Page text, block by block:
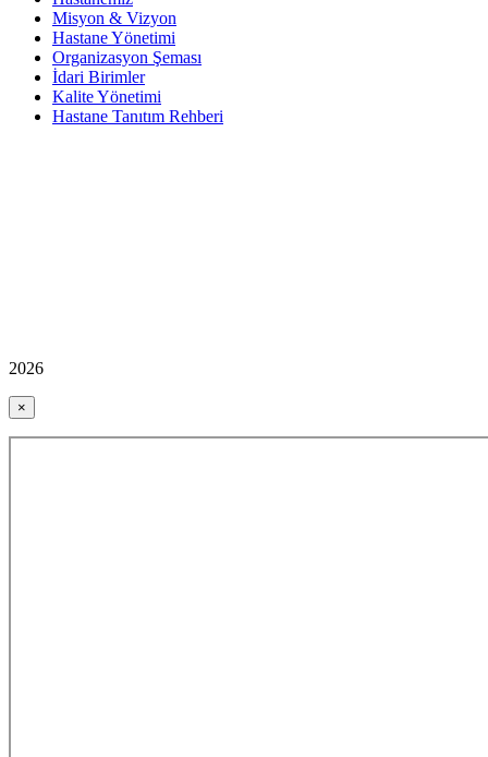
Misyon & Vizyon
Hastane Yönetimi
Organizasyon Şeması
İdari Birimler
Kalite Yönetimi
Hastane Tanıtım Rehberi
2026
×